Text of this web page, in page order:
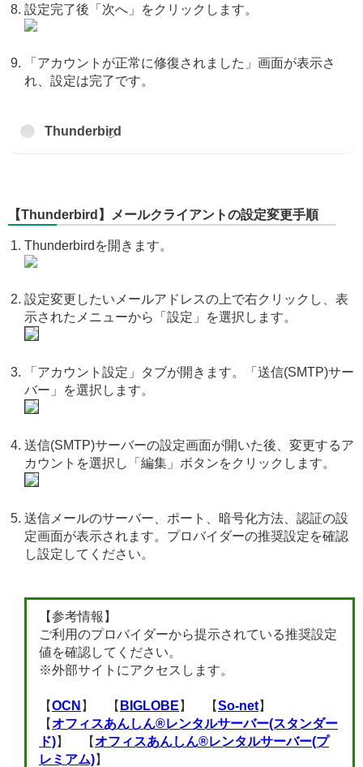
設定完了後「次へ」をクリックします。
「アカウントが正常に修復されました」画面が表示さ
れ、設定は完了です。
Thunderbird
【Thunderbird】メールクライアントの設定変更手順
Thunderbirdを開きます。
設定変更したいメールアドレスの上で右クリックし、表
示されたメニューから「設定」を選択します。
「アカウント設定」タブが開きます。「送信(SMTP)サー
バー」を選択します。
送信(SMTP)サーバーの設定画面が開いた後、変更するア
カウントを選択し「編集」ボタンをクリックします。
送信メールのサーバー、ポート、暗号化方法、認証の設
定画面が表示されます。プロバイダーの推奨設定を確認
し設定してください。
【参考情報】
ご利用のプロバイダーから提示されている推奨設定
値を確認してください。
※外部サイトにアクセスします。
【OCN 】 【 BIGLOBE 】 【So-net】
【オフィスあんしん®レンタルサーバー(スタンダー
ド)】 【オフィスあんしん®レンタルサーバー(プ
レミアム)】